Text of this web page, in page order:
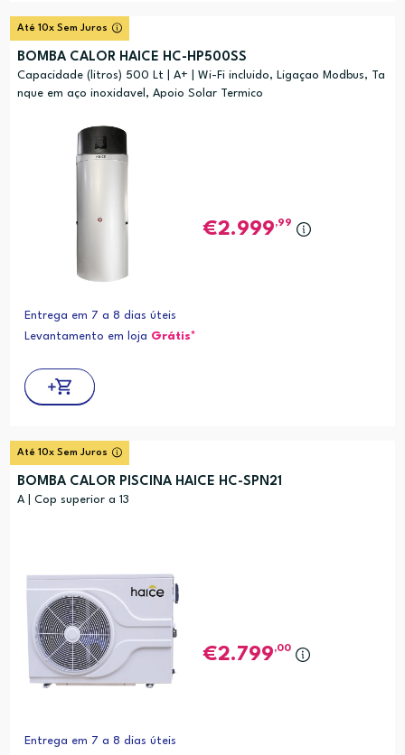
Até 10x Sem Juros
BOMBA CALOR HAICE HC-HP500SS
Capacidade (litros) 500 Lt | A+ | Wi-Fi incluido, Ligaçao Modbus, Ta
nque em aço inoxidavel, Apoio Solar Termico
2.999,99
Entrega em 7 a 8 dias úteis
Levantamento em loja Grátis*
Até 10x Sem Juros
BOMBA CALOR PISCINA HAICE HC-SPN21
A | Cop superior a 13
2.799,00
Entrega em 7 a 8 dias úteis